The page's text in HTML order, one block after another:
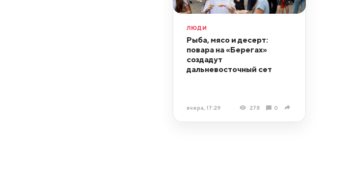
ЛЮДИ
Рыба, мясо и десерт:
повара на «Берегах»
создадут
дальневосточный сет
вчера, 17:29 278 0